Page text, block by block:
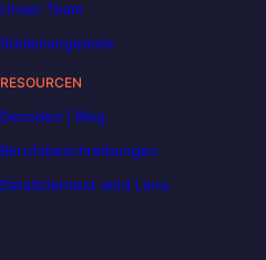
Unser Team
Stellenangebote
RESOURCEN
Decoded | Blog
Berufsbeschreibungen
DataScientest wird Liora